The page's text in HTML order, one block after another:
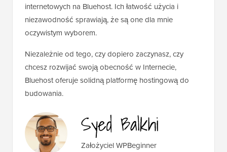
internetowych na Bluehost. Ich łatwość użycia i
niezawodność sprawiają, że są one dla mnie
oczywistym wyborem.
Niezależnie od tego, czy dopiero zaczynasz, czy
chcesz rozwijać swoją obecność w Internecie,
Bluehost oferuje solidną platformę hostingową do
budowania.
Założyciel WPBeginner